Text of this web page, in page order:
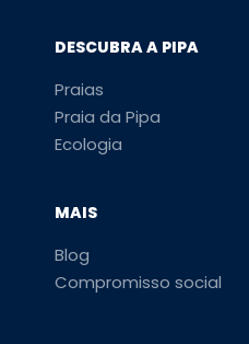
DESCUBRA A PIPA
Praias
Praia da Pipa
Ecologia
MAIS
Blog
Compromisso social